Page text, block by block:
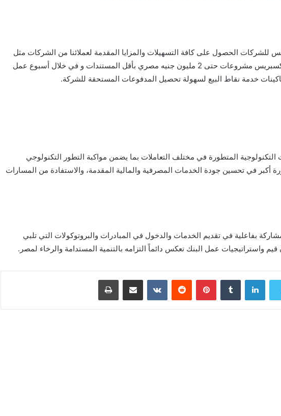
للشركات الحصول على كافة التسهيلات والمزايا المقدمة لعملائنا من الشركات مثل
إمكانية التقديم للحصول على تمويل إكسبريس مشروعات حتى 2 مليون جنيه مصري بأقل المستندات و في خلال أسبوع عمل
خدمة نقاط البيع لسهولة تحصيل المدفوعات المستحقة للشركة.
المتطورة في مختلف التعاملات بما يضمن مواكبة التطور التكنولوجي
أكبر في تحسين جودة الخدمات المصرفية والمالية المقدمة، والاستفادة من المسارات
بفاعلية في تقديم الخدمات والدخول في المبادرات والبروتوكولات التي تلبي
واستراتيجيات عمل البنك تعكس دائماً التزامه بالتنمية المستدامة والرخاء لمصر.
لينكدإن بينتيريست